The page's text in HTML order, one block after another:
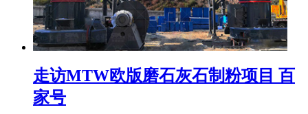
走访MTW欧版磨石灰石制粉项目 百
家号